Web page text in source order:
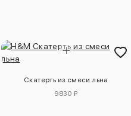
Скатерть из смеси льна
9830 ₽